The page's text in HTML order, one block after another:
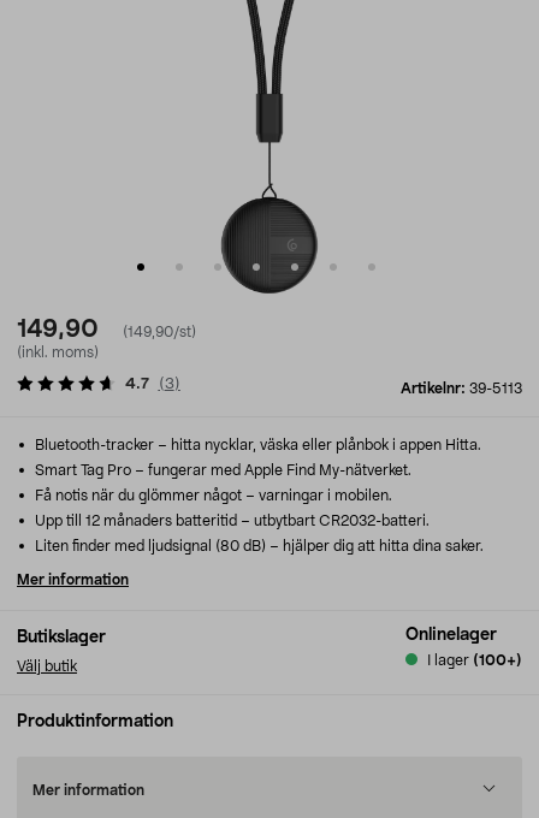
149,90
(149,90/st)
(inkl. moms)
Artikelnr: 39-5113
4.7 (3)
Butikslager
Välj butik
Onlinelager
I lager (100+)
Bluetooth-tracker – hitta nycklar, väska eller plånbok i appen Hitta.
Smart Tag Pro – fungerar med Apple Find My-nätverket.
Få notis när du glömmer något – varningar i mobilen.
Upp till 12 månaders batteritid – utbytbart CR2032-batteri.
Liten finder med ljudsignal (80 dB) – hjälper dig att hitta dina saker.
Mer information
Produktinformation
Mer information